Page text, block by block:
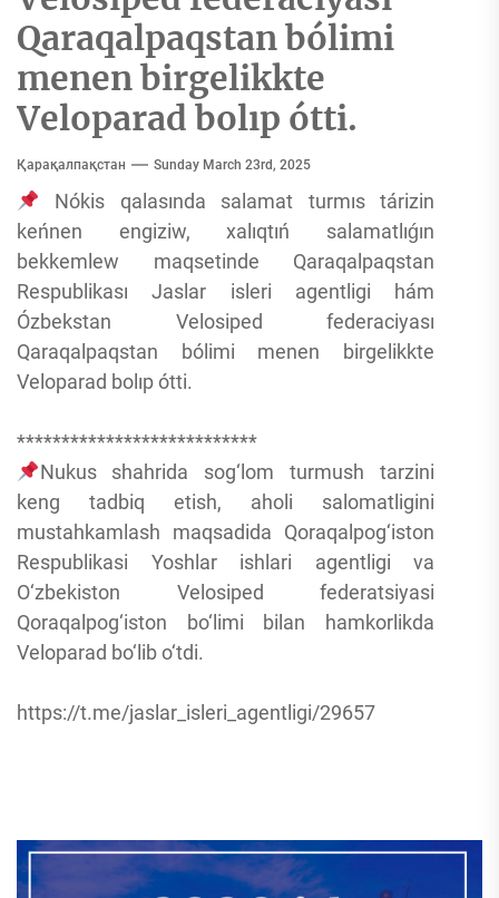
Qaraqalpaqstan bólimi
menen birgelikkte
Veloparad bolıp ótti.
Қарақалпақстан Sunday March 23rd, 2025
Nókis qalasında salamat turmıs tárizin
keńnen engiziw, xalıqtıń salamatlıǵın
bekkemlew maqsetinde Qaraqalpaqstan
Respublikası Jaslar isleri agentligi hám
Ózbekstan Velosiped federaciyası
Qaraqalpaqstan bólimi menen birgelikkte
Veloparad bolıp ótti.
***************************
Nukus shahrida sog‘lom turmush tarzini
keng tadbiq etish, aholi salomatligini
mustahkamlash maqsadida Qoraqalpog‘iston
Respublikasi Yoshlar ishlari agentligi va
O‘zbekiston Velosiped federatsiyasi
Qoraqalpog‘iston bo‘limi bilan hamkorlikda
Veloparad bo‘lib o‘tdi.
https://t.me/jaslar_isleri_agentligi/29657